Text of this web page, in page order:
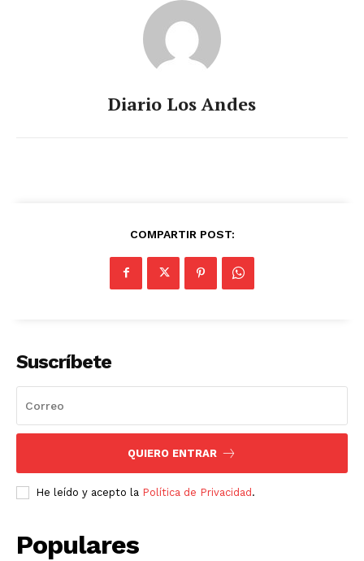
Diario Los Andes
COMPARTIR POST:
Suscríbete
QUIERO ENTRAR
He leído y acepto la Política de Privacidad.
Populares